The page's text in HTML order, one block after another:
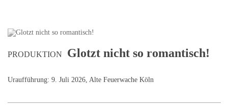
PRODUKTION Glotzt nicht so romantisch!
Uraufführung: 9. Juli 2026, Alte Feuerwache Köln